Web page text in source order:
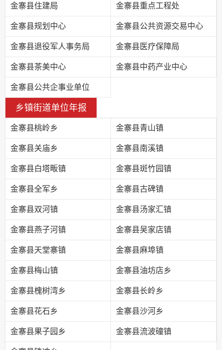
金寨县住建局 金寨县重点工程处
金寨县规划中心 金寨县公共资源交易中心
金寨县退役军人事务局 金寨县医疗保障局
金寨县茶美中心 金寨县中药产业中心
金寨县公共企事业单位
乡镇街道单位年报
金寨县桃岭乡 金寨县青山镇
金寨县关庙乡 金寨县南溪镇
金寨县白塔畈镇 金寨县斑竹园镇
金寨县全军乡 金寨县古碑镇
金寨县双河镇 金寨县汤家汇镇
金寨县燕子河镇 金寨县吴家店镇
金寨县天堂寨镇 金寨县麻埠镇
金寨县梅山镇 金寨县油坊店乡
金寨县槐树湾乡 金寨县长岭乡
金寨县花石乡 金寨县沙河乡
金寨县果子园乡 金寨县流波䃥镇